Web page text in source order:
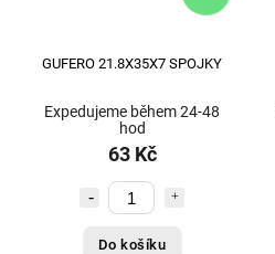
GUFERO 21.8X35X7 SPOJKY
Expedujeme během 24-48
hod
63 Kč
Do košíku